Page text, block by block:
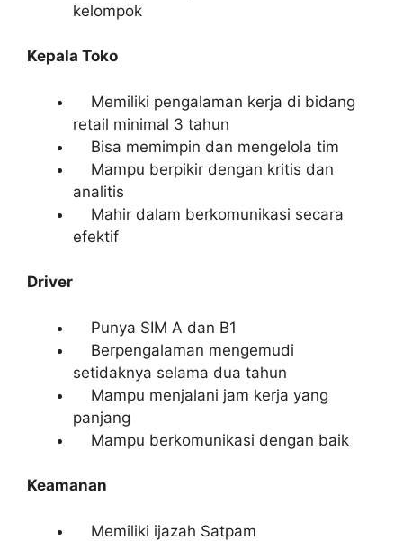
kelompok
Kepala Toko
Memiliki pengalaman kerja di bidang
retail minimal 3 tahun
Bisa memimpin dan mengelola tim
Mampu berpikir dengan kritis dan
analitis
Mahir dalam berkomunikasi secara
efektif
Driver
Punya SIM A dan B1
Berpengalaman mengemudi
setidaknya selama dua tahun
Mampu menjalani jam kerja yang
panjang
Mampu berkomunikasi dengan baik
Keamanan
Memiliki ijazah Satpam